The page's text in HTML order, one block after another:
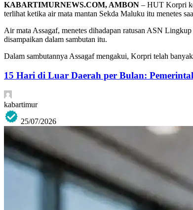
KABARTIMURNEWS.COM, AMBON – HUT Korpri
terlihat ketika air mata mantan Sekda Maluku itu menetes
Air mata Assagaf, menetes dihadapan ratusan ASN
disampaikan dalam sambutan itu.
Dalam sambutannya Assagaf mengakui, Korpri telah
15 Hari di Luar Daerah per Bulan:
kabartimur
25/07/2026